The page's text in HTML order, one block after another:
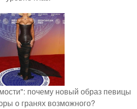
почему новый образ певицы
о гранях возможного?